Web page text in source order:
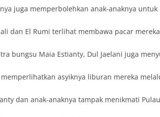
juga memperbolehkan anak-anaknya
dan El Rumi terlihat membawa pacar
bungsu Maia Estianty, Dul Jaelani juga
asyiknya liburan mereka
dan anak-anaknya tampak menikmati